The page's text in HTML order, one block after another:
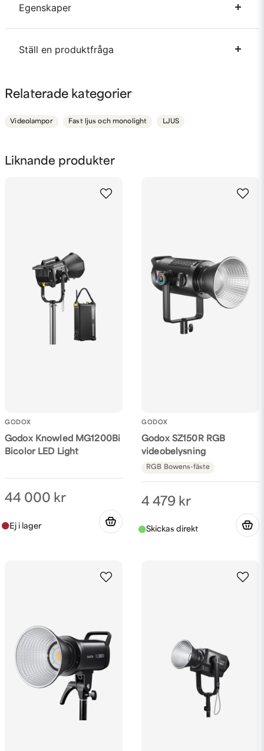
Liknande produkter
GODOX
Godox Knowled MG1200Bi
Bicolor LED Light
44 000 kr
GODOX
Godox SZ150R RGB
videobelysning
RGB Bowens-fäste
4 479 kr
Egenskaper
Ställ en produktfråga
Fråga oss något om denna produkten...
Ja, ni får publicera min fråga
Relaterade kategorier
Videolampor Fast ljus och monolight LJUS